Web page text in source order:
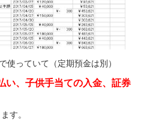
使っていて（定期預金は別）
い、子供手当ての入金、証券
す。